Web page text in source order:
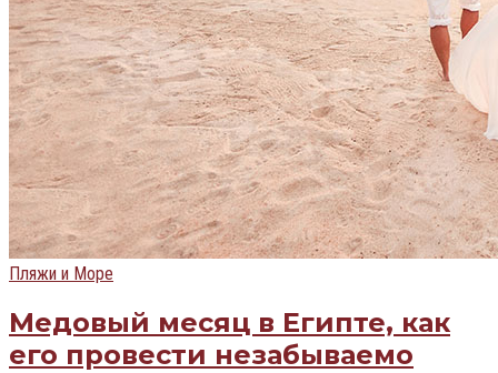
Пляжи и Море
Медовый месяц в Египте, как
его провести незабываемо